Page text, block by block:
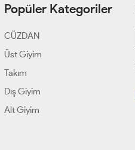
Popüler Kategoriler
CÜZDAN
Üst Giyim
Takım
Dış Giyim
Alt Giyim